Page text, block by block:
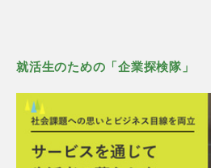
就活生のための「企業探検隊」